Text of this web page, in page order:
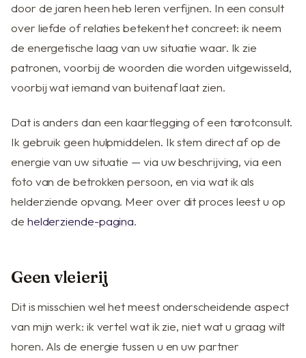
door de jaren heen heb leren verfijnen. In een consult
over liefde of relaties betekent het concreet: ik neem
de energetische laag van uw situatie waar. Ik zie
patronen, voorbij de woorden die worden uitgewisseld,
voorbij wat iemand van buitenaf laat zien.
Dat is anders dan een kaartlegging of een tarotconsult.
Ik gebruik geen hulpmiddelen. Ik stem direct af op de
energie van uw situatie — via uw beschrijving, via een
foto van de betrokken persoon, en via wat ik als
helderziende opvang. Meer over dit proces leest u op
de helderziende-pagina.
Geen vleierij
Dit is misschien wel het meest onderscheidende aspect
van mijn werk: ik vertel wat ik zie, niet wat u graag wilt
horen. Als de energie tussen u en uw partner